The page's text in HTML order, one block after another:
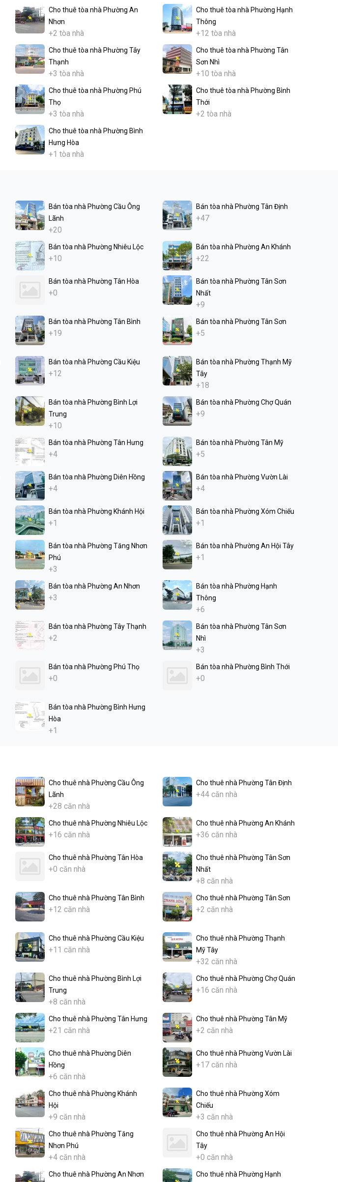
Cho thuê tòa nhà Phường An
Nhơn
+2 tòa nhà
Cho thuê tòa nhà Phường Hạnh
Thông
+12 tòa nhà
Cho thuê tòa nhà Phường Tây
Thạnh
+3 tòa nhà
Cho thuê tòa nhà Phường Tân
Sơn Nhì
+10 tòa nhà
Cho thuê tòa nhà Phường Phú
Thọ
+3 tòa nhà
Cho thuê tòa nhà Phường Bình
Thới
+2 tòa nhà
Cho thuê tòa nhà Phường Bình
Hưng Hòa
+1 tòa nhà
Bán tòa nhà Phường Cầu Ông
Lãnh
+20
Bán tòa nhà Phường Tân Định
+47
Bán tòa nhà Phường Nhiêu Lộc
+10
Bán tòa nhà Phường An Khánh
+22
Bán tòa nhà Phường Tân Hòa
+0
Bán tòa nhà Phường Tân Sơn
Nhất
+9
Bán tòa nhà Phường Tân Bình
+19
Bán tòa nhà Phường Tân Sơn
+5
Bán tòa nhà Phường Cầu Kiệu
+12
Bán tòa nhà Phường Thạnh Mỹ
Tây
+18
Bán tòa nhà Phường Bình Lợi
Trung
+10
Bán tòa nhà Phường Chợ Quán
+9
Bán tòa nhà Phường Tân Hưng
+4
Bán tòa nhà Phường Tân Mỹ
+5
Bán tòa nhà Phường Diên Hồng
+4
Bán tòa nhà Phường Vườn Lài
+4
Bán tòa nhà Phường Khánh Hội
+1
Bán tòa nhà Phường Xóm Chiếu
+1
Bán tòa nhà Phường Tăng Nhơn
Phú
+3
Bán tòa nhà Phường An Hội Tây
+1
Bán tòa nhà Phường An Nhơn
+3
Bán tòa nhà Phường Hạnh
Thông
+6
Bán tòa nhà Phường Tây Thạnh
+2
Bán tòa nhà Phường Tân Sơn
Nhì
+3
Bán tòa nhà Phường Phú Thọ
+0
Bán tòa nhà Phường Bình Thới
+0
Bán tòa nhà Phường Bình Hưng
Hòa
+1
Cho thuê nhà Phường Cầu Ông
Lãnh
+28 căn nhà
Cho thuê nhà Phường Tân Định
+44 căn nhà
Cho thuê nhà Phường Nhiêu Lộc
+16 căn nhà
Cho thuê nhà Phường An Khánh
+36 căn nhà
Cho thuê nhà Phường Tân Hòa
+0 căn nhà
Cho thuê nhà Phường Tân Sơn
Nhất
+8 căn nhà
Cho thuê nhà Phường Tân Bình
+12 căn nhà
Cho thuê nhà Phường Tân Sơn
+2 căn nhà
Cho thuê nhà Phường Cầu Kiệu
+11 căn nhà
Cho thuê nhà Phường Thạnh
Mỹ Tây
+32 căn nhà
Cho thuê nhà Phường Bình Lợi
Trung
+8 căn nhà
Cho thuê nhà Phường Chợ Quán
+16 căn nhà
Cho thuê nhà Phường Tân Hưng
+21 căn nhà
Cho thuê nhà Phường Tân Mỹ
+2 căn nhà
Cho thuê nhà Phường Diên
Hồng
+6 căn nhà
Cho thuê nhà Phường Vườn Lài
+17 căn nhà
Cho thuê nhà Phường Khánh
Hội
+9 căn nhà
Cho thuê nhà Phường Xóm
Chiếu
+3 căn nhà
Cho thuê nhà Phường Tăng
Nhơn Phú
+4 căn nhà
Cho thuê nhà Phường An Hội
Tây
+0 căn nhà
Cho thuê nhà Phường An Nhơn Cho thuê nhà Phường Hạnh